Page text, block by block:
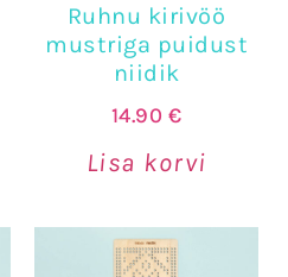
Ruhnu kirivöö
mustriga puidust
niidik
14.90 €
Lisa korvi